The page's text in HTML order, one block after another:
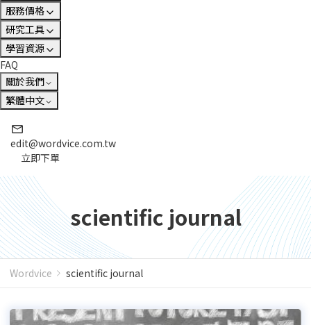
服務價格
研究工具
學習資源
FAQ
關於我們
繁體中文
edit@wordvice.com.tw
立即下單
scientific journal
Wordvice scientific journal